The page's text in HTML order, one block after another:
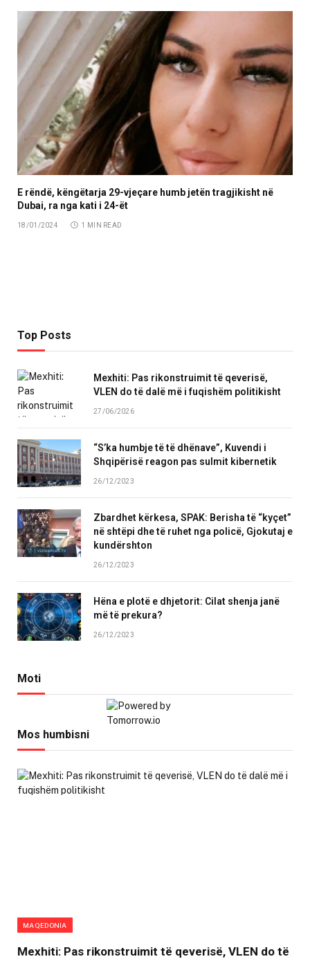
E rëndë, këngëtarja 29-vjeçare humb jetën tragjikisht në
Dubai, ra nga kati i 24-ët
18/01/2024 1 MIN READ
Top Posts
Mexhiti: Pas rikonstruimit të qeverisë,
VLEN do të dalë më i fuqishëm politikisht
27/06/2026
“S’ka humbje të të dhënave”, Kuvendi i
Shqipërisë reagon pas sulmit kibernetik
26/12/2023
Zbardhet kërkesa, SPAK: Berisha të “kyçet”
në shtëpi dhe të ruhet nga policë, Gjokutaj e
kundërshton
26/12/2023
Hëna e plotë e dhjetorit: Cilat shenja janë
më të prekura?
26/12/2023
Moti
Mos humbisni
MAQEDONIA
Mexhiti: Pas rikonstruimit të qeverisë, VLEN do të